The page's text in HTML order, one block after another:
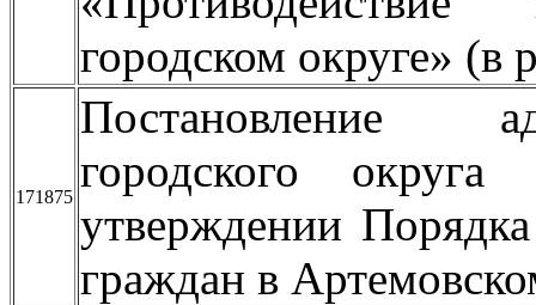
городском округе»
171875
Постановление
городского
утверждении
граждан в